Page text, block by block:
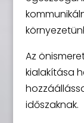
Az
kialakítása
időszaknak.